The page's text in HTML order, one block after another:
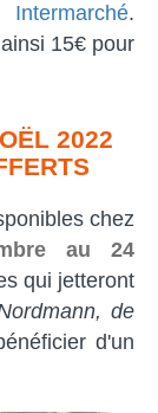
Intermarché.
15€ pour
2022
chez
au 24
qui jetteront
de
d'un